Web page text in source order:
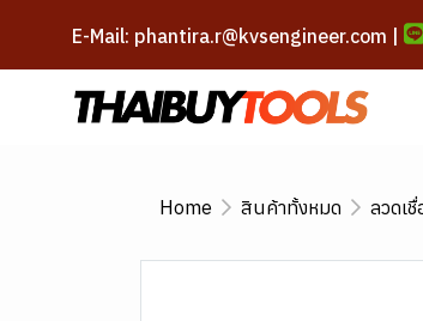
E-Mail: phantira.r@kvsengineer.com |
Home สินค้าทั้งหมด ลวดเ